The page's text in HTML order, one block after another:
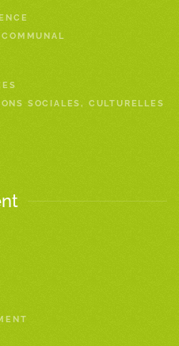
SOCIALES, CULTURELLES